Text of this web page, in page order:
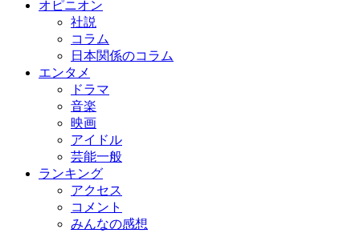
オピニオン
社説
コラム
日本関係のコラム
エンタメ
ドラマ
音楽
映画
アイドル
芸能一般
ランキング
アクセス
コメント
みんなの感想